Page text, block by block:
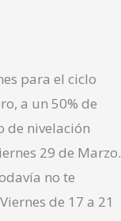
para el ciclo
a un 50% de
de nivelación
29 de Marzo.
no te
de 17 a 21